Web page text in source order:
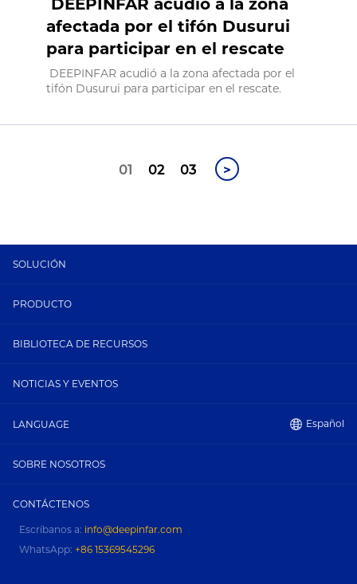
DEEPINFAR acudió a la zona
afectada por el tifón Dusurui
para participar en el rescate
DEEPINFAR acudió a la zona afectada por el
tifón Dusurui para participar en el rescate.
01 02 03 >
SOLUCIÓN
PRODUCTO
BIBLIOTECA DE RECURSOS
NOTICIAS Y EVENTOS
LANGUAGE Español
SOBRE NOSOTROS
CONTÁCTENOS
Escríbanos a: info@deepinfar.com
WhatsApp: +86 15369545296